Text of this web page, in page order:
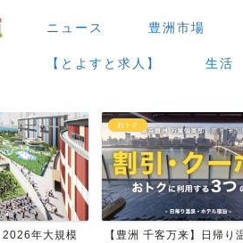
ニュース 豊洲市場
【とよすと求人】 生活
帰り温泉は空
グルメ
【豊洲 千客万来】1,000